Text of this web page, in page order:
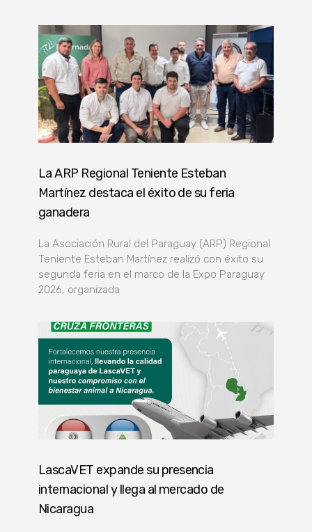
La ARP Regional Teniente Esteban
Martínez destaca el éxito de su feria
ganadera
La Asociación Rural del Paraguay (ARP) Regional
Teniente Esteban Martínez realizó con éxito su
segunda feria en el marco de la Expo Paraguay
2026, organizada
LascaVET expande su presencia
internacional y llega al mercado de
Nicaragua